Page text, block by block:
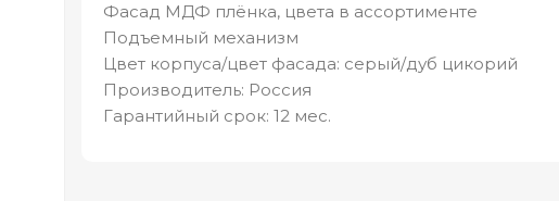
Фасад МДФ плёнка, цвета в ассортименте
Подъемный механизм
Цвет корпуса/цвет фасада: серый/дуб цикорий
Производитель: Россия
Гарантийный срок: 12 мес.